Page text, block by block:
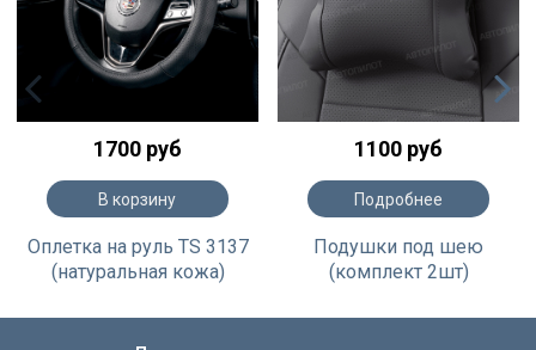
1700 руб
В корзину
Оплетка на руль TS 3137
(натуральная кожа)
1100 руб
Подробнее
Подушки под шею
(комплект 2шт)